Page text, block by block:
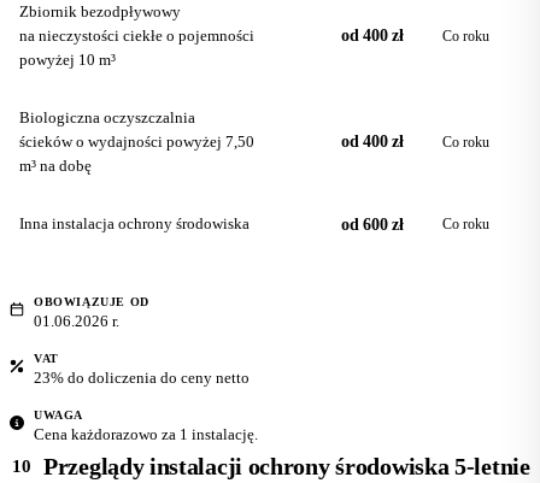
Zbiornik bezodpływowy
na nieczystości ciekłe o pojemności
powyżej 10 m³
od 400 zł Co roku
Biologiczna oczyszczalnia
ścieków o wydajności powyżej 7,50
m³ na dobę
od 400 zł Co roku
Inna instalacja ochrony środowiska od 600 zł Co roku
OBOWIĄZUJE OD
01.06.2026 r.
VAT
23% do doliczenia do ceny netto
UWAGA
Cena każdorazowo za 1 instalację.
10 Przeglądy instalacji ochrony środowiska 5-letnie